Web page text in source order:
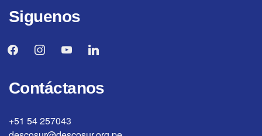
Siguenos
facebookinstagramyoutubelinkedin
Contáctanos
+51 54 257043